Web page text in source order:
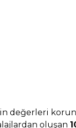
değerleri
oluşan